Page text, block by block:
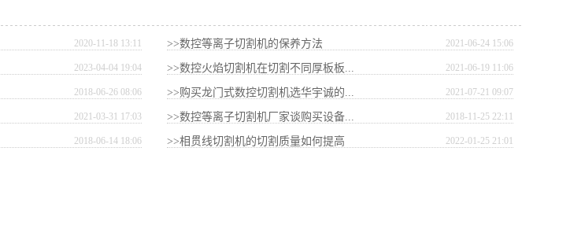
2020-11-18 13:11
2023-04-04 19:04
2018-06-26 08:06
2021-03-31 17:03
2018-06-14 18:06
>>数控等离子切割机的保养方法 2021-06-24 15:06
>>数控火焰切割机在切割不同厚板板... 2021-06-19 11:06
>>购买龙门式数控切割机选华宇诚的... 2021-07-21 09:07
>>数控等离子切割机厂家谈购买设备... 2018-11-25 22:11
>>相贯线切割机的切割质量如何提高 2022-01-25 21:01